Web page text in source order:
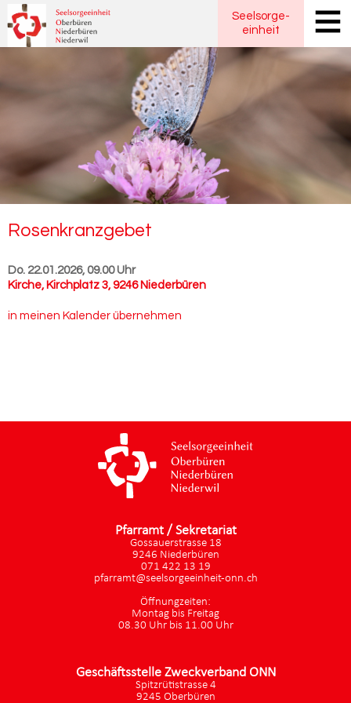
Seelsorge-
einheit
Ro­sen­kranz­ge­bet
Do. 22.01.2026, 09.00 Uhr
Kirche, Kirchplatz 3, 9246 Niederbüren
in meinen Kalender übernehmen
Pfarramt / Sekretariat
Gossauerstrasse 18
9246 Niederbüren
071 422 13 19
pfarramt@seelsorgeeinheit-onn.ch
Öffnungzeiten:
Montag bis Freitag
08.30 Uhr bis 11.00 Uhr
Geschäftsstelle Zweckverband ONN
Spitzrütistrasse 4
9245 Oberbüren